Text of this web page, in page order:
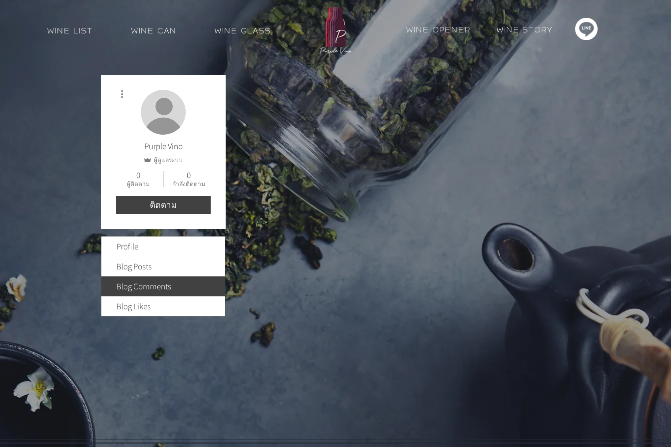
Wine List Wine Can Wine Glass Wine Opener Wine Story
Purple Vino
ผู้ดูแลระบบ
0
ผู้ติดตาม
0
กำลังติดตาม
ติดตาม
Profile
Blog Posts
Blog Comments
Blog Likes